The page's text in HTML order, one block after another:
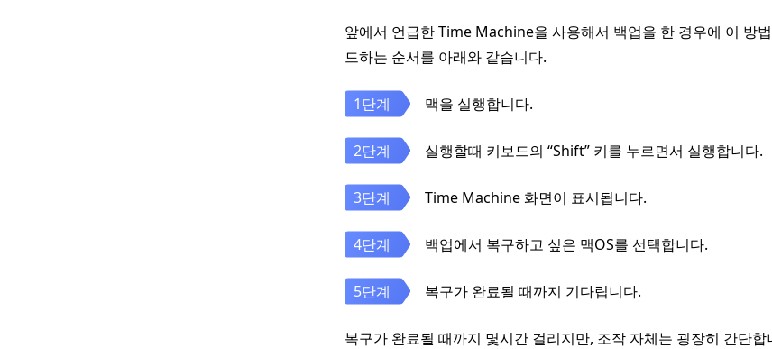
앞에서 언급한 Time Machine을 사용해서 백업을 한 경우에 이 방
드하는 순서를 아래와 같습니다.
맥을 실행합니다.
실행할때 키보드의 “Shift” 키를 누르면서 실행합니다.
Time Machine 화면이 표시됩니다.
백업에서 복구하고 싶은 맥OS를 선택합니다.
복구가 완료될 때까지 기다립니다.
복구가 완료될 때까지 몇시간 걸리지만, 조작 자체는 굉장히 간단합